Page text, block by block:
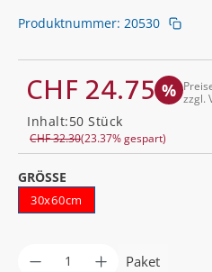
Verkaufspreis:
CHF 24.75 %
Regulärer Preis:
CHF 32.30(23.37% gespart)
zzgl.
Inhalt:50 Stück
GRÖSSE
30x60cm
Produkt Anzahl:
Paket
Produktnummer: 20530